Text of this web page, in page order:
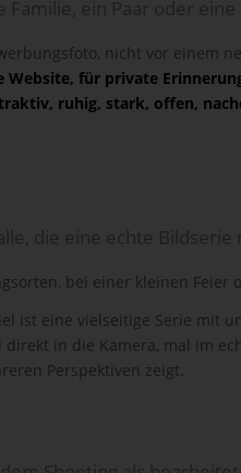
nicht vor einem
für private
ruhig, stark, offen,
bei einer kleinen
ist eine vielseitige Serie mit
in die Kamera, mal im
Perspektiven zeigt.